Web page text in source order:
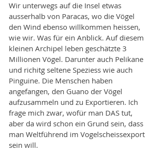
Wir unterwegs auf die Insel etwas
ausserhalb von Paracas, wo die Vögel
den Wind ebenso willkommen heissen,
wie wir. Was für ein Anblick. Auf diesem
kleinen Archipel leben geschätzte 3
Millionen Vögel. Darunter auch Pelikane
und richitg seltene Speziess wie auch
Pinguine. Die Menschen haben
angefangen, den Guano der Vögel
aufzusammeln und zu Exportieren. Ich
frage mich zwar, wofür man DAS tut,
aber da wird schon ein Grund sein, dass
man Weltführend im Vogelscheissexport
sein will.